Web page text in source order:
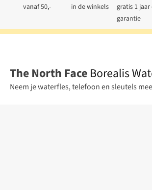
vanaf 50,-
in de winkels
gratis 1 jaar
garantie
The North Face Borealis
Neem je waterfles, telefoon en sleutels